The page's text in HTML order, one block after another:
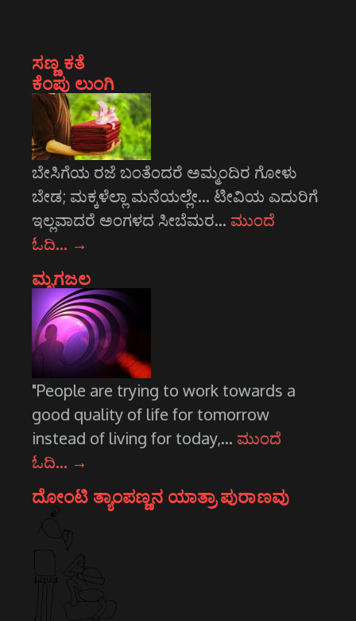
ಸಣ್ಣ ಕತೆ
ಕೆಂಪು ಲುಂಗಿ
ಬೇಸಿಗೆಯ ರಜೆ ಬಂತೆಂದರೆ ಅಮ್ಮಂದಿರ ಗೋಳು
ಬೇಡ; ಮಕ್ಕಳೆಲ್ಲಾ ಮನೆಯಲ್ಲೇ... ಟೀವಿಯ ಎದುರಿಗೆ
ಇಲ್ಲವಾದರೆ ಅಂಗಳದ ಸೀಬೆಮರ… ಮುಂದೆ
ಓದಿ… →
ಮೃಗಜಲ
"People are trying to work towards a
good quality of life for tomorrow
instead of living for today,… ಮುಂದೆ
ಓದಿ… →
ದೋಂಟಿ ತ್ಯಾಂಪಣ್ಣನ ಯಾತ್ರಾ ಪುರಾಣವು